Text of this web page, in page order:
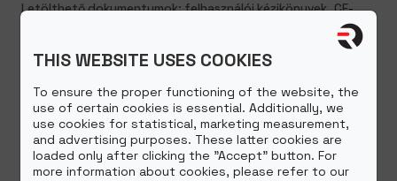
Letölthető dokumentumok: felhasználói kézikönyvek, CE-
Műszaki dokumentáció
CE nyilatkozat
THIS WEBSITE USES COOKIES
To ensure the proper functioning of the website, the
use of certain cookies is essential. Additionally, we
use cookies for statistical, marketing measurement,
and advertising purposes. These latter cookies are
loaded only after clicking the "Accept" button. For
more information about cookies, please refer to our